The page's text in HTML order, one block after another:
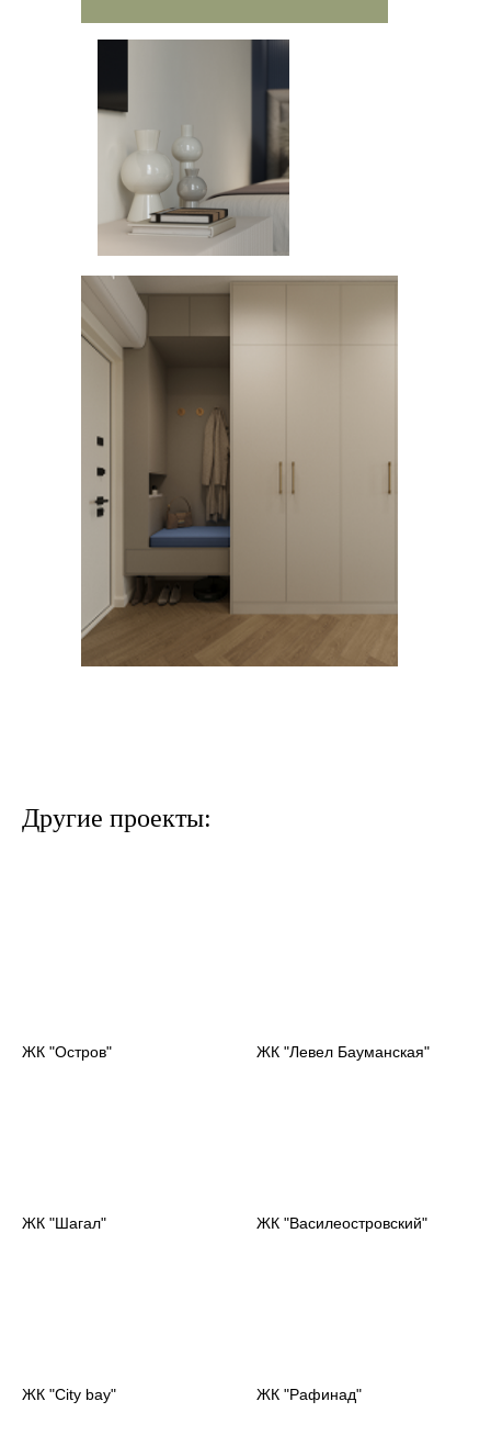
Другие проекты:
ЖК "Остров" ЖК "Левел Бауманская"
ЖК "Шагал" ЖК "Василеостровский"
ЖК "City bay" ЖК "Рафинад"